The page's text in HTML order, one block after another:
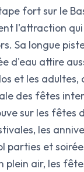
fort sur le
l'attraction
Sa longue
d'eau attire
et les adultes,
des fêtes
sur les fêtes
les
parties et
plein air, les